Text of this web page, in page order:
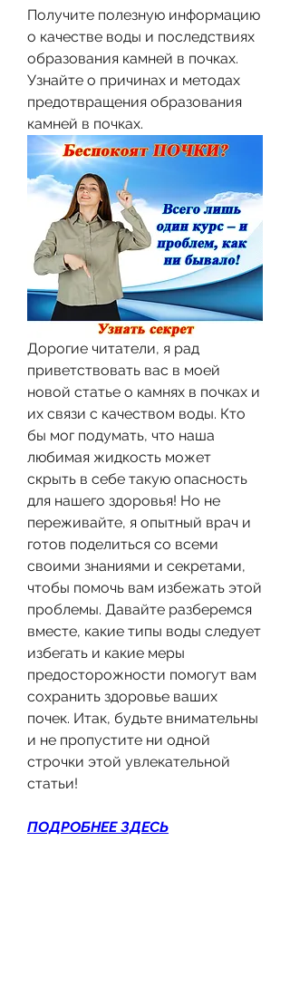
Получите полезную информацию
о качестве воды и последствиях
образования камней в почках.
Узнайте о причинах и методах
предотвращения образования
камней в почках.
Дорогие читатели, я рад
приветствовать вас в моей
новой статье о камнях в почках и
их связи с качеством воды. Кто
бы мог подумать, что наша
любимая жидкость может
скрыть в себе такую опасность
для нашего здоровья! Но не
переживайте, я опытный врач и
готов поделиться со всеми
своими знаниями и секретами,
чтобы помочь вам избежать этой
проблемы. Давайте разберемся
вместе, какие типы воды следует
избегать и какие меры
предосторожности помогут вам
сохранить здоровье ваших
почек. Итак, будьте внимательны
и не пропустите ни одной
строчки этой увлекательной
статьи!
ПОДРОБНЕЕ ЗДЕСЬ